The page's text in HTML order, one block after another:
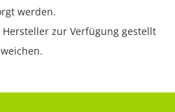
werden.
zur Verfügung gestellt